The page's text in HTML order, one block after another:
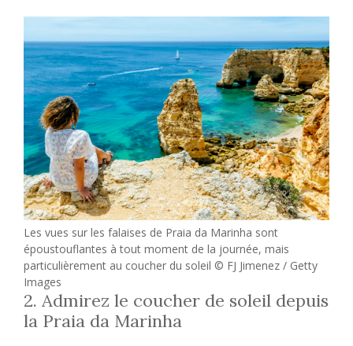
Les vues sur les falaises de Praia da Marinha sont
époustouflantes à tout moment de la journée, mais
particulièrement au coucher du soleil © FJ Jimenez / Getty
Images
2. Admirez le coucher de soleil depuis
la Praia da Marinha